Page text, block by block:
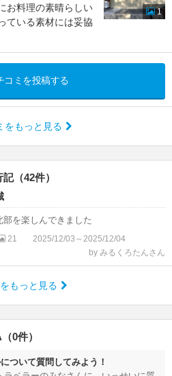
お料理の素晴らしい
ている素材には妥協
1
コミを投稿する
をもっと見る
（42件）
部を楽しんできました
21
2025/12/03～2025/12/04
by みるくろたんさん
もっと見る
0件）
ついて質問してみよう！